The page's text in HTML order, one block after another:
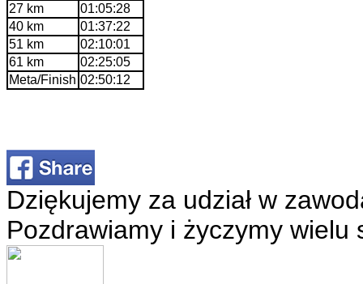
27 km
01:05:28
40 km
01:37:22
51 km
02:10:01
61 km
02:25:05
Meta/Finish 02:50:12
Dziękujemy za udział w
Pozdrawiamy i życzymy wielu